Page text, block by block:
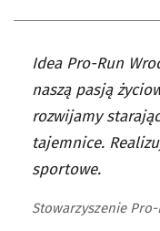
Idea Pro-Run
naszą pasją
rozwijamy
tajemnice.
sportowe.
Stowarzyszenie Pro-